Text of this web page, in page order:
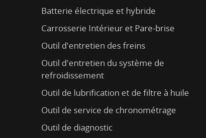
Batterie électrique et hybride
Carrosserie Intérieur et Pare-brise
Outil d'entretien des freins
Outil d'entretien du système de
refroidissement
Outil de lubrification et de filtre à huile
Outil de service de chronométrage
Outil de diagnostic